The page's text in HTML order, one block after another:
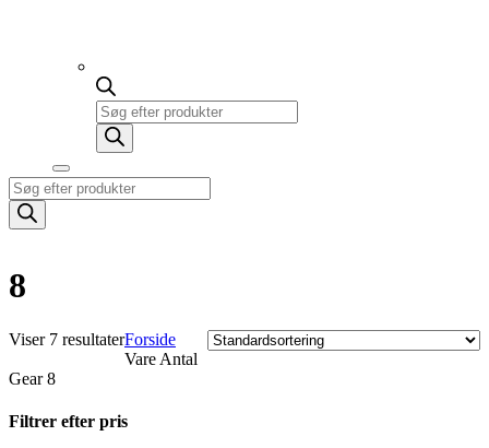
Products
search
Products
search
8
Viser 7 resultaterForside
Vare Antal
Gear 8
Filtrer efter pris